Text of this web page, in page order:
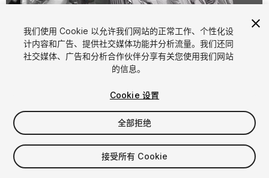
1 10
$4.99
我们使用 Cookie 以允许我们网站的正常工作、个性化设
计内容和广告、提供社交媒体功能并分析流量。我们还同
社交媒体、广告和分析合作伙伴分享有关您使用我们网站
的信息。
Cookie 设置
全部拒绝
接受所有 Cookie